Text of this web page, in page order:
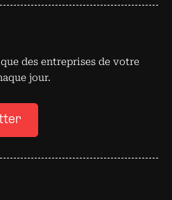
des entreprises de votre
jour.